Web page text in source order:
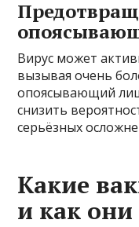
Вирус может
вызывая очень
опоясывающий
снизить
серьёзных
Какие
и как